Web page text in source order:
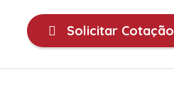
Solicitar Cotação